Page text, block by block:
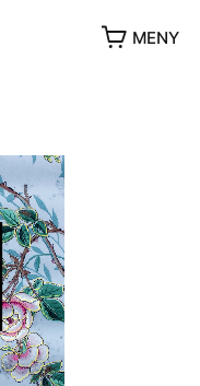
MENY
OCH PATRIK MÖTER